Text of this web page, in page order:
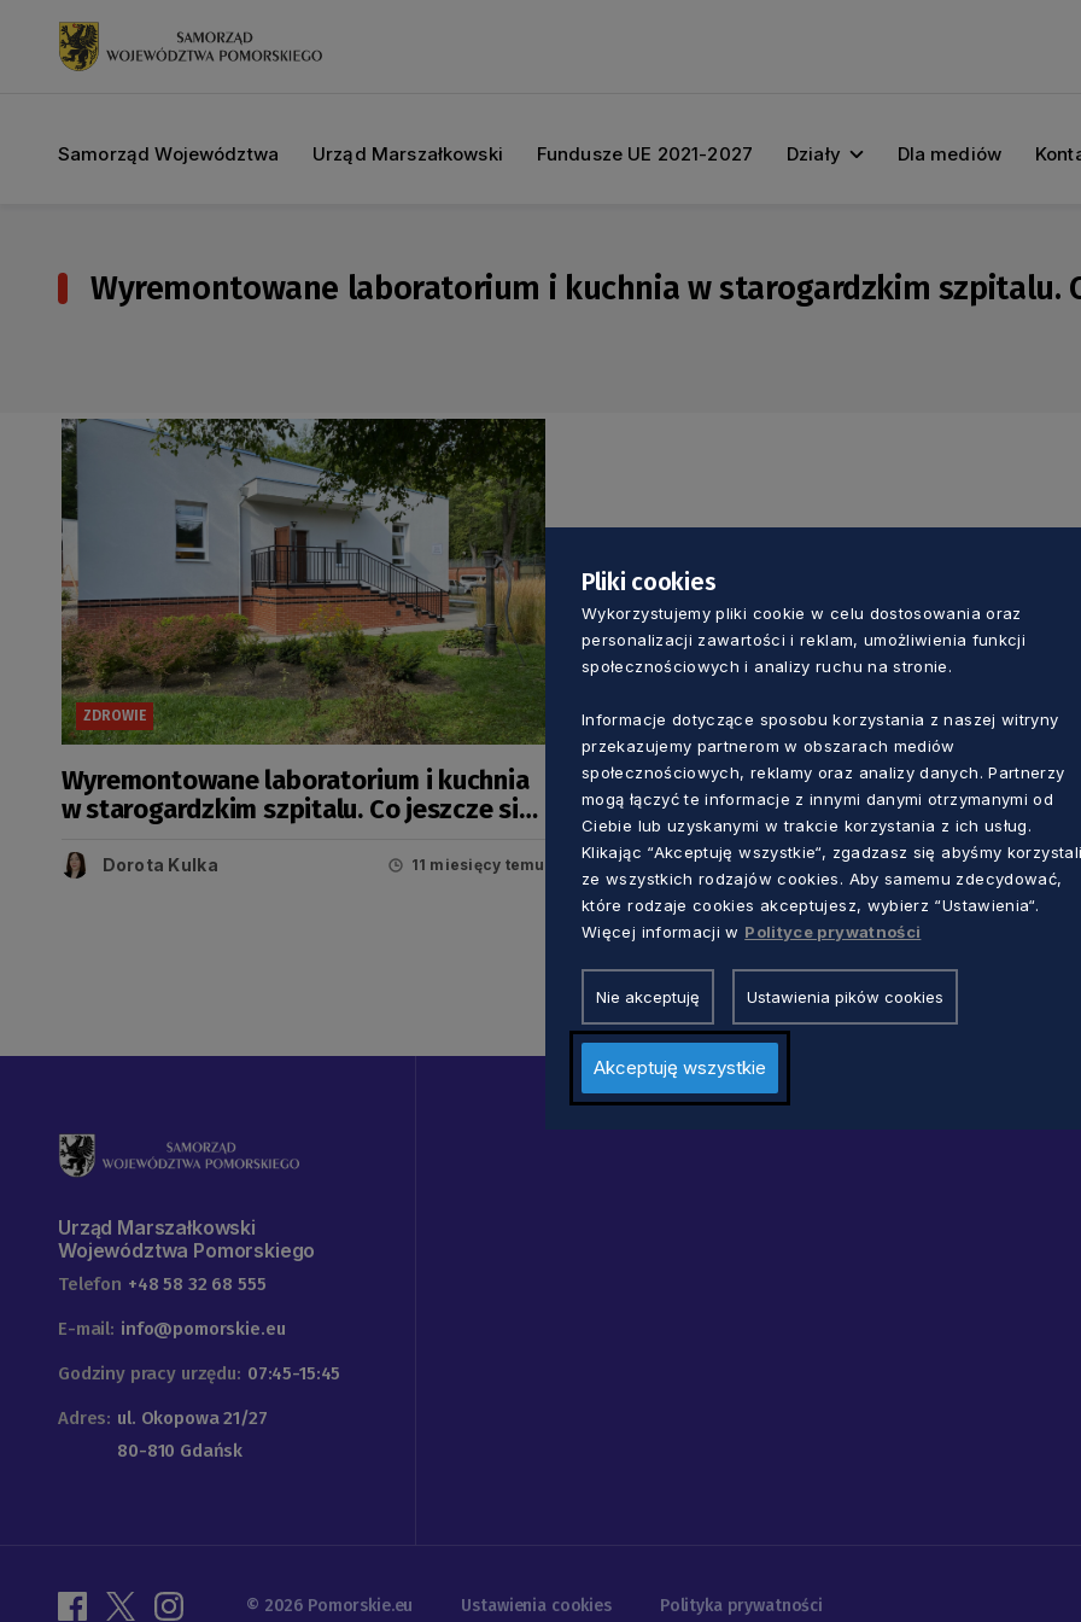
Samorząd Województwa Urząd Marszałkowski Fundusze UE 2021-2027 Działy Dla mediów
Wyremontowane laboratorium i kuchnia w starogardzkim szpitalu.
ZDROWIE
Wyremontowane laboratorium i kuchnia
w starogardzkim szpitalu. Co jeszcze się
Dorota Kulka 11 miesięcy temu
Urząd Marszałkowski
Województwa Pomorskiego
Telefon +48 58 32 68 555
E-mail: info@pomorskie.eu
Godziny pracy urzędu: 07:45-15:45
Adres: ul. Okopowa 21/27
80-810 Gdańsk
© 2026 Pomorskie.eu Ustawienia cookies Polityka prywatności
Pliki cookies
Wykorzystujemy pliki cookie w celu dostosowania oraz
personalizacji zawartości i reklam, umożliwienia funkcji
społecznościowych i analizy ruchu na stronie.
Informacje dotyczące sposobu korzystania z naszej witryny
przekazujemy partnerom w obszarach mediów
społecznościowych, reklamy oraz analizy danych. Partnerzy
mogą łączyć te informacje z innymi danymi otrzymanymi od
Ciebie lub uzyskanymi w trakcie korzystania z ich usług.
Klikając “Akceptuję wszystkie“, zgadzasz się abyśmy
ze wszystkich rodzajów cookies. Aby samemu zdecydować,
które rodzaje cookies akceptujesz, wybierz “Ustawienia“.
Więcej informacji w Polityce prywatności
Nie akceptuję Ustawienia pików cookies
Akceptuję wszystkie